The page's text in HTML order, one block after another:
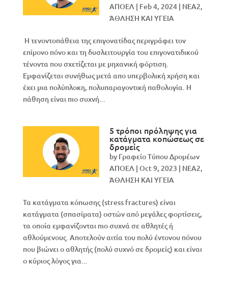
ΑΠΟΕΛ | Feb 4, 2024| NEA2,
ΆΘΛΗΣΗ ΚΑΙ ΥΓΕΙΑ
Η τενοντοπάθεια της επιγονατίδας περιγράφει τον
επίμονο πόνο και τη δυσλειτουργία του επιγονατιδικού
τένοντα που σχετίζεται με μηχανική φόρτιση.
Εμφανίζεται συνήθως μετά απο υπερβολική χρήση και
έχει μια πολύπλοκη, πολυπαραγοντική παθολογία. Η
πάθηση είναι πιο συχνή...
5 τρόποι πρόληψης για
κατάγματα κοπώσεως σε
δρομείς
by Γραφείο Τύπου Δρομέων
ΑΠΟΕΛ | Oct 9, 2023 | NEA2,
ΆΘΛΗΣΗ ΚΑΙ ΥΓΕΙΑ
Τα κατάγματα κόπωσης (stress fractures) είναι
κατάγματα (σπασίματα) οστών από μεγάλες φορτίσεις,
τα οποία εμφανίζονται πιο συχνά σε αθλητές ή
αθλούμενους. Αποτελούν αιτία του πολύ έντονου πόνου
που βιώνει ο αθλητής (πολύ συχνό σε δρομείς) και είναι
ο κύριος λόγος για...